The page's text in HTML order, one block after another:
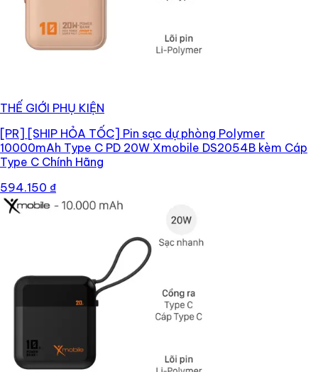
THẾ GIỚI PHỤ KIỆN
[PR] [SHIP HỎA TỐC] Pin sạc dự phòng Polymer
10000mAh Type C PD 20W Xmobile DS2054B kèm Cáp
Type C Chính Hãng
594.150 ₫